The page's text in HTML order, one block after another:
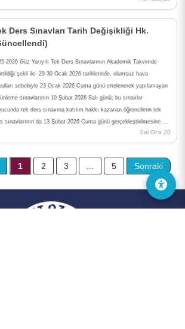
Ders Sınavları Tarih Değişikliği Hk.
2026 Güz Yarıyılı Tek Ders Sınavlarının Akademik Takvimde
şekli ile 29-30 Ocak 2026 tarihlerinde, olumsuz hava
sebebiyle 23 Ocak 2026 Cuma günü ertelenerek yapılamayan
sınavlarının 10 Şubat 2026 Salı günü; bu sınavlar
tek ders sınavına katılım hakkı kazanan öğrencilerin tek
sınavlarının da 13 Şubat 2026 Cuma günü gerçekleştirilmesine ...
Sal Oca 20
1 2 3 ... 5 Sonraki